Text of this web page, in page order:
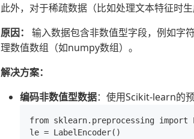
此外，对于稀疏数据（比如处理文本特征时
原因：
输入数据包含非数值型字段，例如字
理数值数组（如numpy数组）。
解决方案：
编码非数值型数据：使用Scikit-learn的
from sklearn.preprocessing import
le = LabelEncoder()